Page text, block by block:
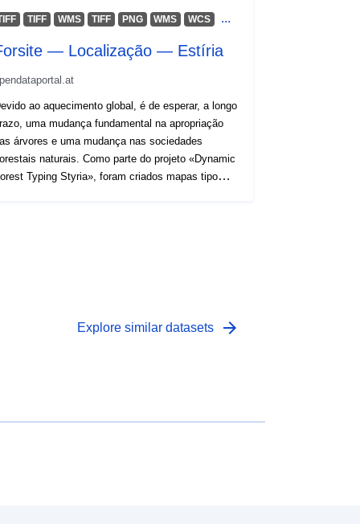
TIFF WMS TIFF PNG WMS WCS ...
— Localização — Estíria
ao aquecimento global, é de esperar, a longo
uma mudança fundamental na apropriação
árvores e uma mudança nas sociedades
naturais. Como parte do projeto «Dynamic
Typing Styria», foram criados mapas tipo
8585: forte mudança climática 2071-2100 Estes
Explore similar datasets arrow_forward